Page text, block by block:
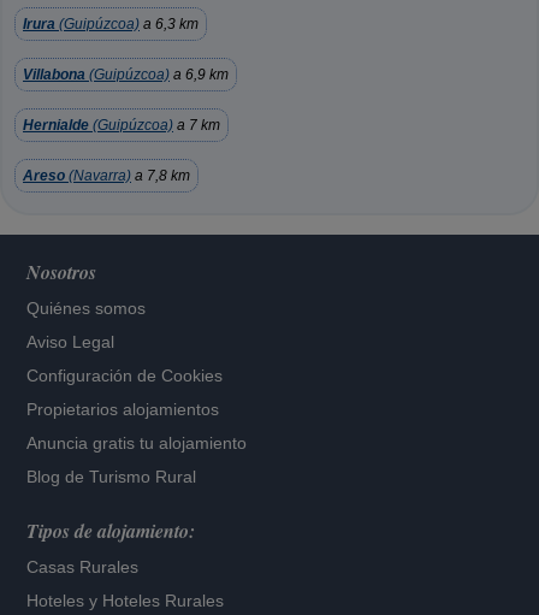
Irura (Guipúzcoa) a 6,3 km
Villabona (Guipúzcoa) a 6,9 km
Hernialde (Guipúzcoa) a 7 km
Areso (Navarra) a 7,8 km
Nosotros
Quiénes somos
Aviso Legal
Configuración de Cookies
Propietarios alojamientos
Anuncia gratis tu alojamiento
Blog de Turismo Rural
Tipos de alojamiento:
Casas Rurales
Hoteles y Hoteles Rurales